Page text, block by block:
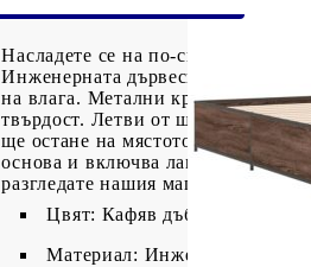
Насладете се на по-спокоен
Инженерната дървесина е с
на влага. Метални крака: Леглото
твърдост. Летви от шперплат:
ще остане на мястото си при
основа и включва ламелите.
разгледате нашия магазин за
Цвят: Кафяв дъб
Материал: Инженерно дърво,